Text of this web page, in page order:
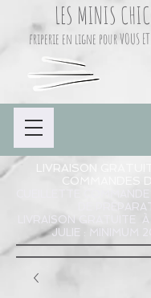
LES MINIS
friperie en ligne pour VOUS ET
LIVRAISON
COMMANDES
CUEILLETTE COMMANDE
DE
LIVRAISON GRATUITE
JULIE : MINIMUM